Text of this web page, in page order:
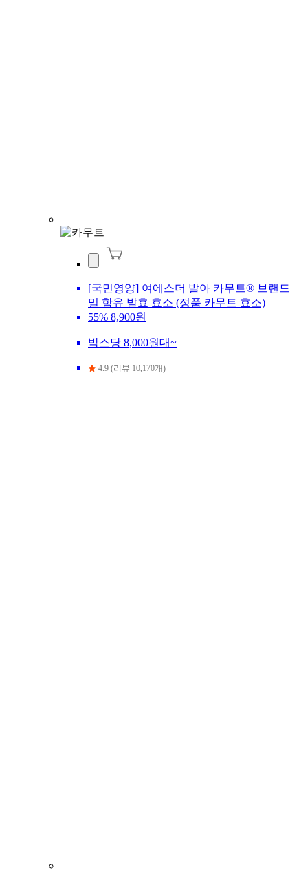
[국민영양] 여에스더 발아 카무트® 브랜드
밀 함유 발효 효소 (정품 카무트 효소)
55% 8,900원
박스당 8,000원대~
4.9 (리뷰 10,170개)